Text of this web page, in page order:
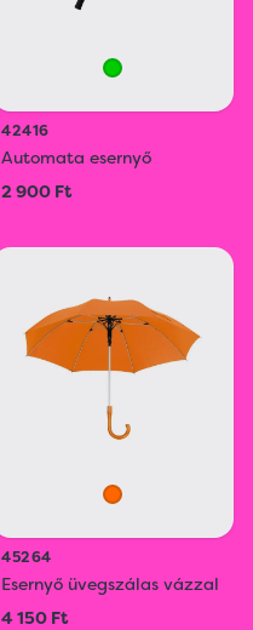
42416
Automata esernyő
2 900 Ft
45264
Esernyő üvegszálas vázzal
4 150 Ft